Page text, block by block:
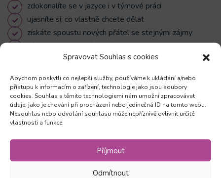
Spravovat Souhlas s cookies
Abychom poskytli co nejlepší služby, používáme k ukládání a/nebo
přístupu k informacím o zařízení, technologie jako jsou soubory
cookies. Souhlas s těmito technologiemi nám umožní zpracovávat
údaje, jako je chování při procházení nebo jedinečná ID na tomto webu.
Nesouhlas nebo odvolání souhlasu může nepříznivě ovlivnit určité
vlastnosti a funkce.
Příjmout
Odmítnout
zdokonalíte se v jazyce i v týmové práci
ujasníte si, co vlastně chcete dělat
získáte spoustu nových přátel se stejnými zájmy
výuku vedou skvělí lektoři, a to včetně těch
zahraničních
při studiu zvládnete i brigádu anebo třeba další jazyk,
který dostanete se slevou